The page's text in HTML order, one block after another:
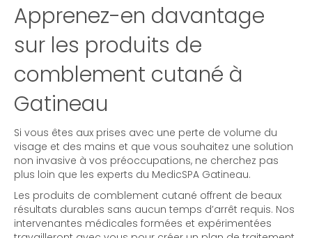
Apprenez-en davantage
sur les produits de
comblement cutané à
Gatineau
Si vous êtes aux prises avec une perte de volume du
visage et des mains et que vous souhaitez une solution
non invasive à vos préoccupations, ne cherchez pas
plus loin que les experts du MedicSPA Gatineau.
Les produits de comblement cutané offrent de beaux
résultats durables sans aucun temps d’arrêt requis. Nos
intervenantes médicales formées et expérimentées